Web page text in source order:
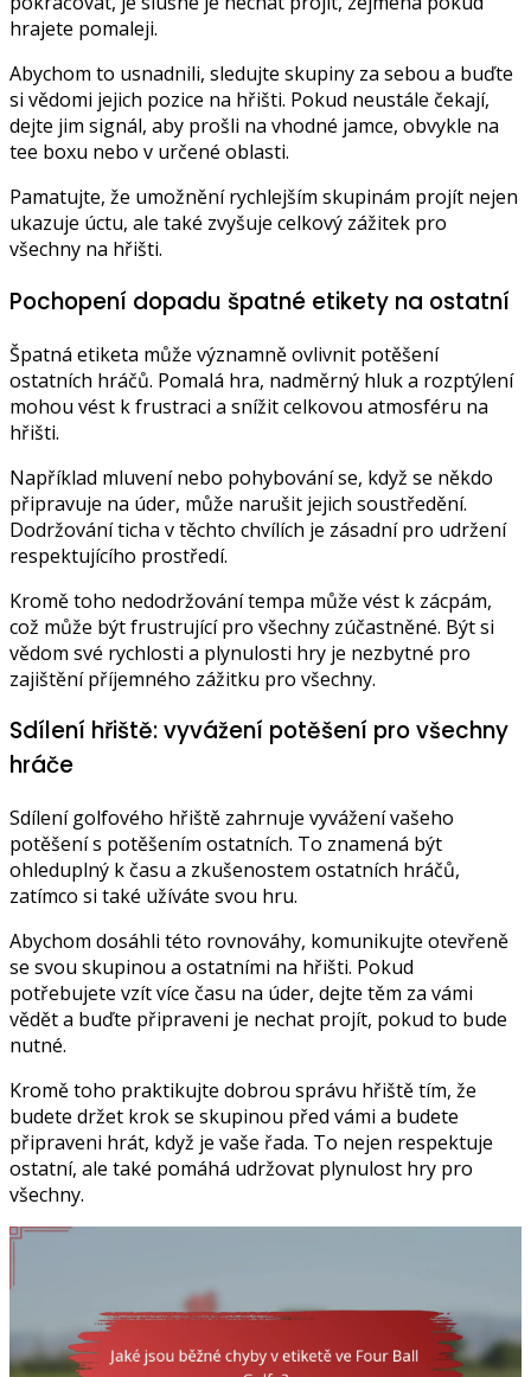
hrajete pomaleji.
Abychom to usnadnili, sledujte skupiny za sebou a buďte
si vědomi jejich pozice na hřišti. Pokud neustále čekají,
dejte jim signál, aby prošli na vhodné jamce, obvykle na
tee boxu nebo v určené oblasti.
Pamatujte, že umožnění rychlejším skupinám projít nejen
ukazuje úctu, ale také zvyšuje celkový zážitek pro
všechny na hřišti.
Pochopení dopadu špatné etikety na ostatní
Špatná etiketa může významně ovlivnit potěšení
ostatních hráčů. Pomalá hra, nadměrný hluk a rozptýlení
mohou vést k frustraci a snížit celkovou atmosféru na
hřišti.
Například mluvení nebo pohybování se, když se někdo
připravuje na úder, může narušit jejich soustředění.
Dodržování ticha v těchto chvílích je zásadní pro udržení
respektujícího prostředí.
Kromě toho nedodržování tempa může vést k zácpám,
což může být frustrující pro všechny zúčastněné. Být si
vědom své rychlosti a plynulosti hry je nezbytné pro
zajištění příjemného zážitku pro všechny.
Sdílení hřiště: vyvážení potěšení pro všechny
hráče
Sdílení golfového hřiště zahrnuje vyvážení vašeho
potěšení s potěšením ostatních. To znamená být
ohleduplný k času a zkušenostem ostatních hráčů,
zatímco si také užíváte svou hru.
Abychom dosáhli této rovnováhy, komunikujte otevřeně
se svou skupinou a ostatními na hřišti. Pokud
potřebujete vzít více času na úder, dejte těm za vámi
vědět a buďte připraveni je nechat projít, pokud to bude
nutné.
Kromě toho praktikujte dobrou správu hřiště tím, že
budete držet krok se skupinou před vámi a budete
připraveni hrát, když je vaše řada. To nejen respektuje
ostatní, ale také pomáhá udržovat plynulost hry pro
všechny.